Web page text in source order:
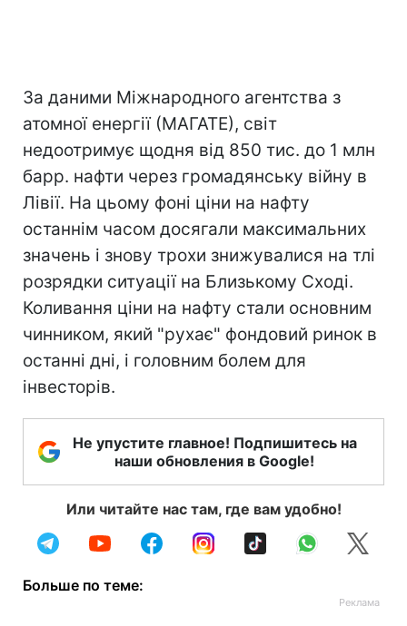
За даними Міжнародного агентства з
атомної енергії (МАГАТЕ), світ
недоотримує щодня від 850 тис. до 1 млн
барр. нафти через громадянську війну в
Лівії. На цьому фоні ціни на нафту
останнім часом досягали максимальних
значень і знову трохи знижувалися на тлі
розрядки ситуації на Близькому Сході.
Коливання ціни на нафту стали основним
чинником, який "рухає" фондовий ринок в
останні дні, і головним болем для
інвесторів.
Не упустите главное! Подпишитесь на
наши обновления в Google!
Или читайте нас там, где вам удобно!
Больше по теме: